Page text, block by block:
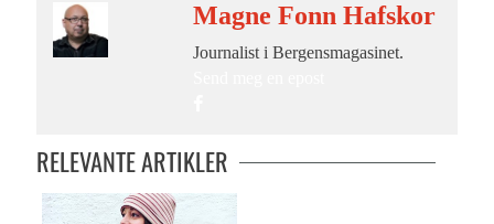
Magne Fonn Hafskor
Journalist i Bergensmagasinet.
RELEVANTE ARTIKLER